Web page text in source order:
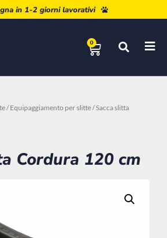
in 1-2 giorni lavorativi
0
/Equipaggiamento per slitte/ Sacca slitta
Cordura 120 cm